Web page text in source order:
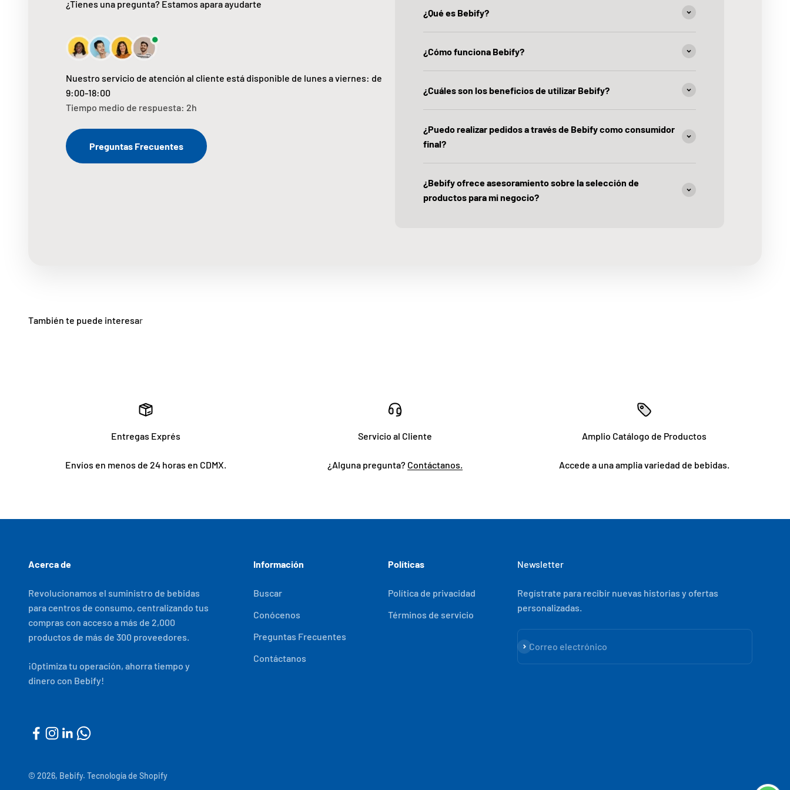
¿Tienes una pregunta? Estamos apara ayudarte
Nuestro servicio de atención al cliente está disponible de lunes a viernes: de
9:00-18:00
Tiempo medio de respuesta: 2h
Preguntas Frecuentes
¿Qué es Bebify?
¿Cómo funciona Bebify?
¿Cuáles son los beneficios de utilizar Bebify?
¿Puedo realizar pedidos a través de Bebify como consumidor
final?
¿Bebify ofrece asesoramiento sobre la selección de
productos para mi negocio?
Entregas Exprés
Envíos en menos de 24 horas en CDMX.
Servicio al Cliente
¿Alguna pregunta? Contáctanos.
Amplio Catálogo de Productos
Accede a una amplia variedad de bebidas.
Acerca de
Revolucionamos el suministro de bebidas
para centros de consumo, centralizando tus
compras con acceso a más de 2,000
productos de más de 300 proveedores.
¡Optimiza tu operación, ahorra tiempo y
dinero con Bebify!
Información
Buscar
Conócenos
Preguntas Frecuentes
Contáctanos
Políticas
Política de privacidad
Términos de servicio
Newsletter
Regístrate para recibir nuevas historias y ofertas
personalizadas.
Correo electrónico
Suscribirse
© 2026, Bebify. Tecnología de Shopify